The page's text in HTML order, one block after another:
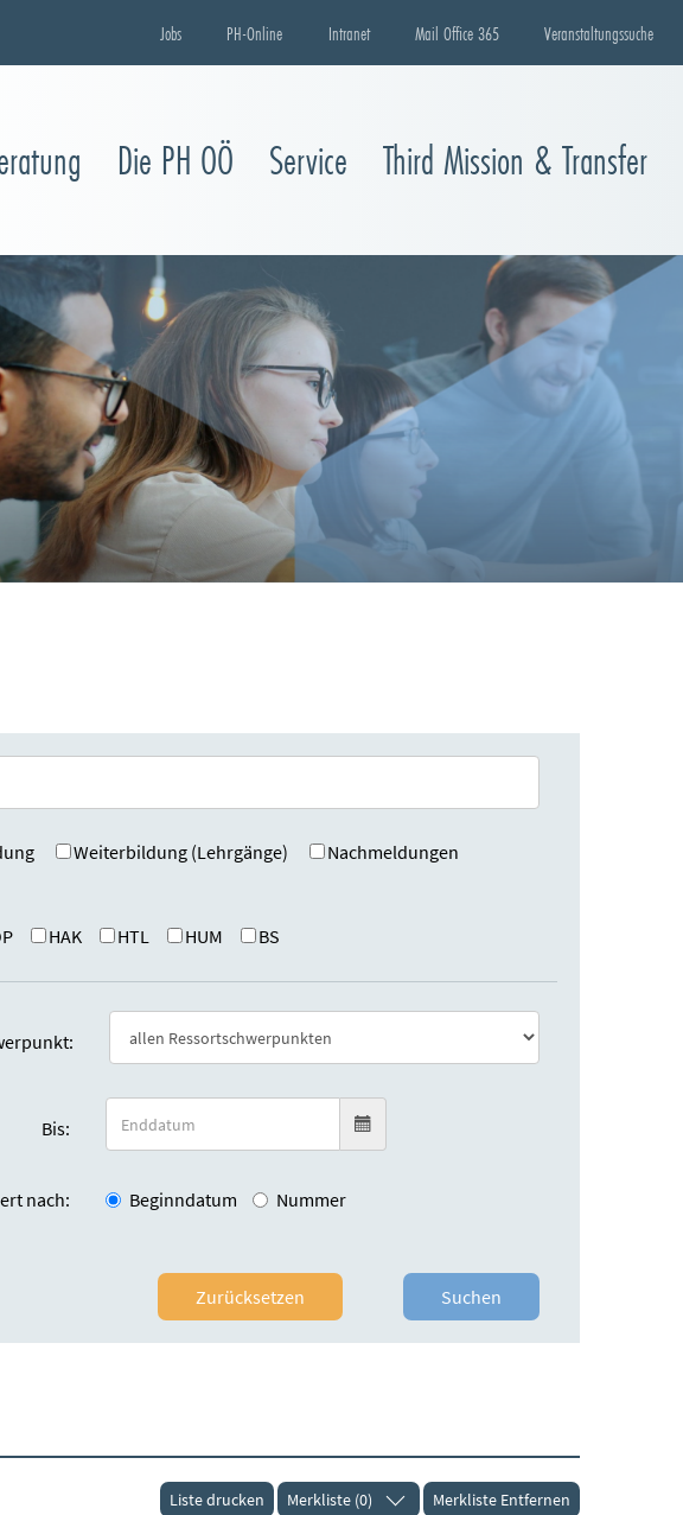
Jobs PH-Online Intranet Mail Office 365 Veranstaltungssuche
Die PH OÖ Service Third Mission & Transfer
Weiterbildung (Lehrgänge) Nachmeldungen
HAK HTL HUM BS
Bis:
nach: Beginndatum Nummer
Zurücksetzen Suchen
Liste drucken Merkliste (0) Merkliste Entfernen